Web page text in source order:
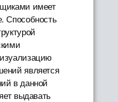
имеет
Способность
является
в данной
выдавать